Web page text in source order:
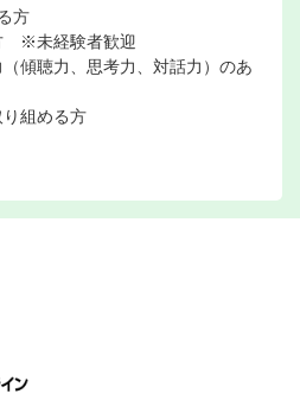
方
※未経験者歓迎
傾聴力、思考力、対話力）のあ
り組める方